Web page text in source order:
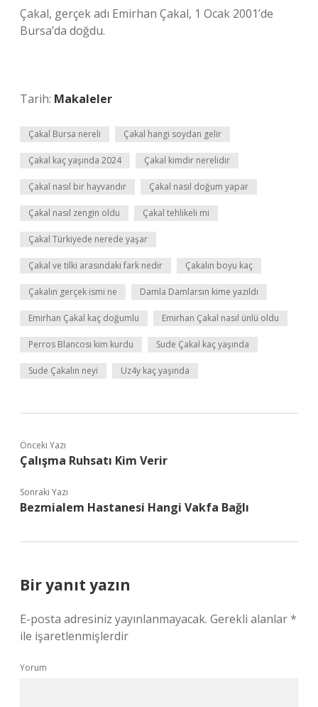
Çakal, gerçek adı Emirhan Çakal, 1 Ocak 2001’de
Bursa’da doğdu.
Tarih: Makaleler
Çakal Bursa nereli Çakal hangi soydan gelir
Çakal kaç yaşında 2024 Çakal kimdir nerelidir
Çakal nasıl bir hayvandır Çakal nasıl doğum yapar
Çakal nasıl zengin oldu Çakal tehlikeli mi
Çakal Türkiyede nerede yaşar
Çakal ve tilki arasındaki fark nedir Çakalın boyu kaç
Çakalın gerçek ismi ne Damla Damlarsın kime yazıldı
Emirhan Çakal kaç doğumlu Emirhan Çakal nasıl ünlü oldu
Perros Blancosı kim kurdu Sude Çakal kaç yaşında
Sude Çakalın neyi Uz4y kaç yaşında
Önceki Yazı
Çalışma Ruhsatı Kim Verir
Sonraki Yazı
Bezmialem Hastanesi Hangi Vakfa Bağlı
Bir yanıt yazın
E-posta adresiniz yayınlanmayacak. Gerekli alanlar*
ile işaretlenmişlerdir
Yorum